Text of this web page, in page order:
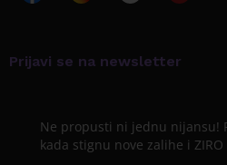
Prijavi se na newsletter
Ne propusti ni jednu nijansu!
kada stignu nove zalihe i